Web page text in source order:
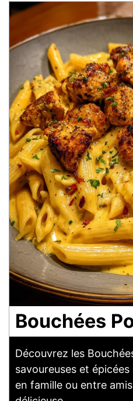
Bouchées
Découvrez les
savoureuses et
en famille ou entre